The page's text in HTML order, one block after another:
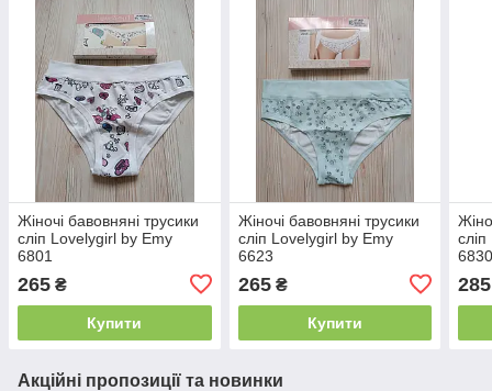
Жіночі бавовняні трусики
сліп Lovelygirl by Emy
6801
265 ₴
Купити
Жіночі бавовняні трусики
сліп Lovelygirl by Emy
6623
265₴
Купити
285
Акційні пропозиції та новинки